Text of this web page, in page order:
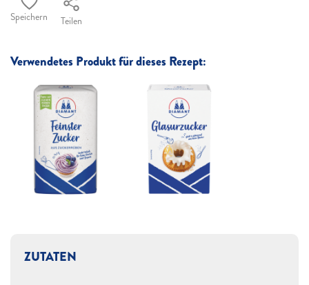
Speichern Teilen
Verwendetes Produkt für dieses Rezept:
ZUTATEN